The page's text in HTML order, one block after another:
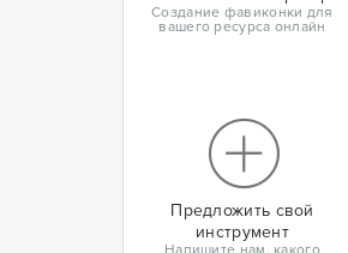
Создание фавиконки для
вашего ресурса онлайн
Предложить свой
инструмент